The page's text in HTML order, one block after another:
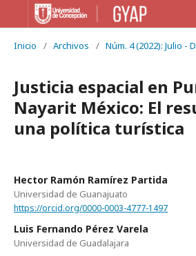
Inicio / Archivos / Núm. 4 (2022): Julio -
Justicia espacial en
Nayarit México: El
una política turística
Hector Ramón Ramírez Partida
Universidad de Guanajuato
https://orcid.org/0000-0003-4777-1497
Luis Fernando Pérez Varela
Universidad de Guadalajara